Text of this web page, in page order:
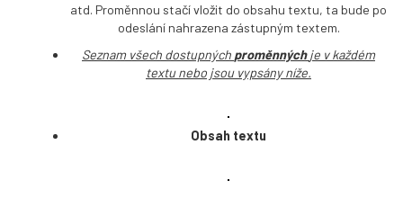
atd. Proměnnou stačí vložit do obsahu textu, ta bude po
odeslání nahrazena zástupným textem.
Seznam všech dostupných proměnnýchje v každém
textu nebo jsou vypsány níže.
Obsah textu